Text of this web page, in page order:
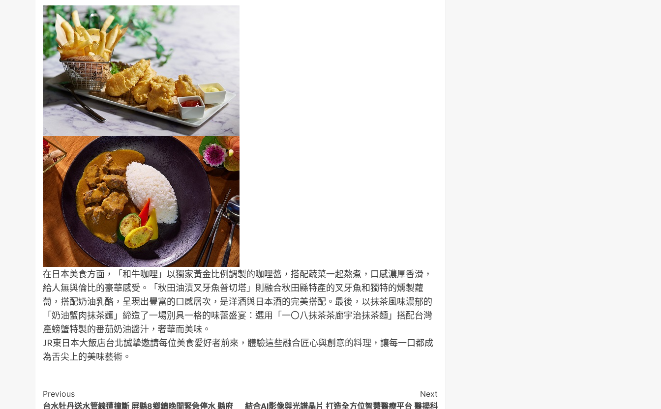
在日本美食方面，「和牛咖哩」以獨家黃金比例調製的咖哩醬，搭配蔬菜一起熬煮，口感濃厚香滑，
給人無與倫比的豪華感受。「秋田油漬叉牙魚普切塔」則融合秋田縣特產的叉牙魚和獨特的燻製蘿
蔔，搭配奶油乳酪，呈現出豐富的口感層次，是洋酒與日本酒的完美搭配。最後，以抹茶風味濃郁的
「奶油蟹肉抹茶麵」締造了一場別具一格的味蕾盛宴：選用「一〇八抹茶茶廊宇治抹茶麵」搭配台灣
產螃蟹特製的番茄奶油醬汁，奢華而美味。
JR東日本大飯店台北誠摯邀請每位美食愛好者前來，體驗這些融合匠心與創意的料理，讓每一口都成
為舌尖上的美味藝術。
Post
Previous
台水牡丹送水管線遭撞斷 屏縣8鄉鎮晚間緊急停水 縣府
Next
結合AI影像與光譜晶片 打造全方位智慧醫療平台 醫揚科